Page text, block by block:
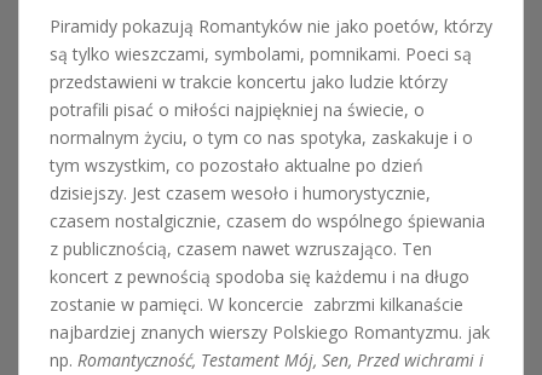
Piramidy pokazują Romantyków nie jako poetów, którzy
są tylko wieszczami, symbolami, pomnikami. Poeci są
przedstawieni w trakcie koncertu jako ludzie którzy
potrafili pisać o miłości najpiękniej na świecie, o
normalnym życiu, o tym co nas spotyka, zaskakuje i o
tym wszystkim, co pozostało aktualne po dzień
dzisiejszy. Jest czasem wesoło i humorystycznie,
czasem nostalgicznie, czasem do wspólnego śpiewania
z publicznością, czasem nawet wzruszająco. Ten
koncert z pewnością spodoba się każdemu i na długo
zostanie w pamięci. W koncercie zabrzmi kilkanaście
najbardziej znanych wierszy Polskiego Romantyzmu. jak
np. Romantyczność, Testament Mój, Sen, Przed wichrami i